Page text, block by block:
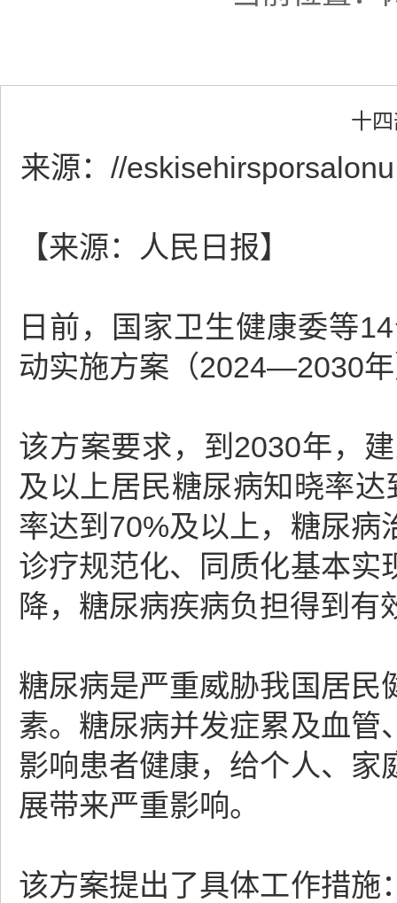
十
来源： //
【来源：人民日报】
日前，国家卫生健康委等
动实施方案（2024—2030
该方案要求，到2030年，
及以上居民糖尿病知晓率
率达到70%及以上，糖尿病
诊疗规范化、同质化基本实
降，糖尿病疾病负担得到有
糖尿病是严重威胁我国居民
素。糖尿病并发症累及血管
影响患者健康，给个人、家
展带来严重影响。
该方案提出了具体工作措施